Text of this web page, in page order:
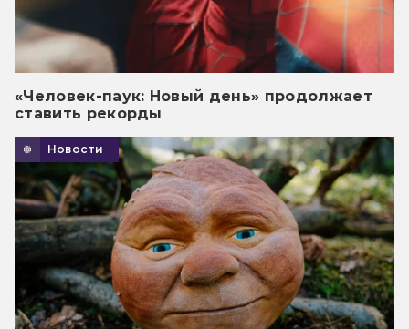
«Человек-паук: Новый день» продолжает
ставить рекорды
Новости